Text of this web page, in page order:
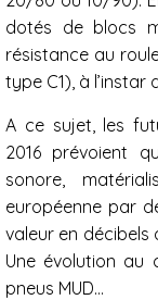
dotés de blocs
résistance au
type C1), à l’instar
A ce sujet, les
2016 prévoient
sonore,
européenne par
valeur en
Une évolution
pneus MUD…